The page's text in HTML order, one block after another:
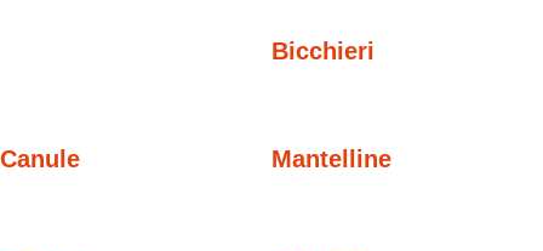
Bicchieri
Canule Mantelline